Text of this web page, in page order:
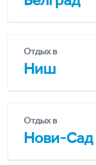
Отдых в
Ниш
Отдых в
Нови-Сад